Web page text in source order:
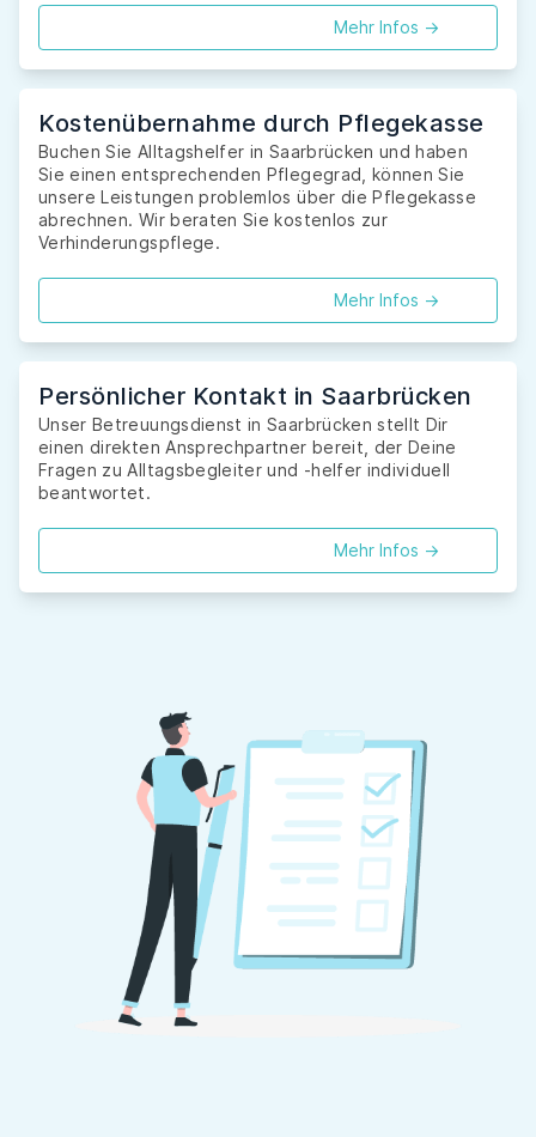
Mehr Infos ->
Kostenübernahme durch Pflegekasse
Buchen Sie Alltagshelfer in Saarbrücken und haben
Sie einen entsprechenden Pflegegrad, können Sie
unsere Leistungen problemlos über die Pflegekasse
abrechnen. Wir beraten Sie kostenlos zur
Verhinderungspflege.
Mehr Infos ->
Persönlicher Kontakt in Saarbrücken
Unser Betreuungsdienst in Saarbrücken stellt Dir
einen direkten Ansprechpartner bereit, der Deine
Fragen zu Alltagsbegleiter und -helfer individuell
beantwortet.
Mehr Infos ->